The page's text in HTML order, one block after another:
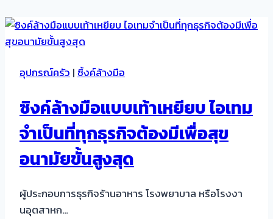
อุปกรณ์ครัว | ซิ้งค์ล้างมือ
ซิงค์ล้างมือแบบเท้าเหยียบ ไอเทม
จำเป็นที่ทุกธุรกิจต้องมีเพื่อสุข
อนามัยขั้นสูงสุด
ผู้ประกอบการธุรกิจร้านอาหาร โรงพยาบาล หรือโรงงา
นอุตสาหก…